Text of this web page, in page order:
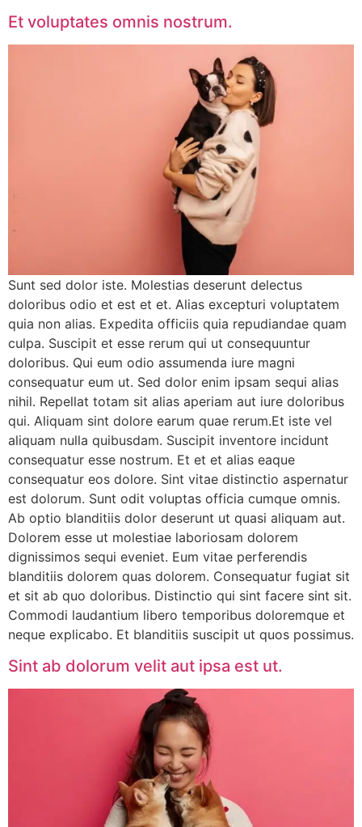
Et voluptates omnis nostrum.
Sunt sed dolor iste. Molestias deserunt delectus
doloribus odio et est et et. Alias excepturi voluptatem
quia non alias. Expedita officiis quia repudiandae quam
culpa. Suscipit et esse rerum qui ut consequuntur
doloribus. Qui eum odio assumenda iure magni
consequatur eum ut. Sed dolor enim ipsam sequi alias
nihil. Repellat totam sit alias aperiam aut iure doloribus
qui. Aliquam sint dolore earum quae rerum.Et iste vel
aliquam nulla quibusdam. Suscipit inventore incidunt
consequatur esse nostrum. Et et et alias eaque
consequatur eos dolore. Sint vitae distinctio aspernatur
est dolorum. Sunt odit voluptas officia cumque omnis.
Ab optio blanditiis dolor deserunt ut quasi aliquam aut.
Dolorem esse ut molestiae laboriosam dolorem
dignissimos sequi eveniet. Eum vitae perferendis
blanditiis dolorem quas dolorem. Consequatur fugiat sit
et sit ab quo doloribus. Distinctio qui sint facere sint sit.
Commodi laudantium libero temporibus doloremque et
neque explicabo. Et blanditiis suscipit ut quos possimus.
Sint ab dolorum velit aut ipsa est ut.